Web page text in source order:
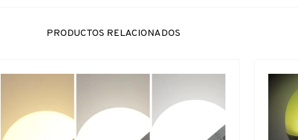
PRODUCTOS RELACIONADOS